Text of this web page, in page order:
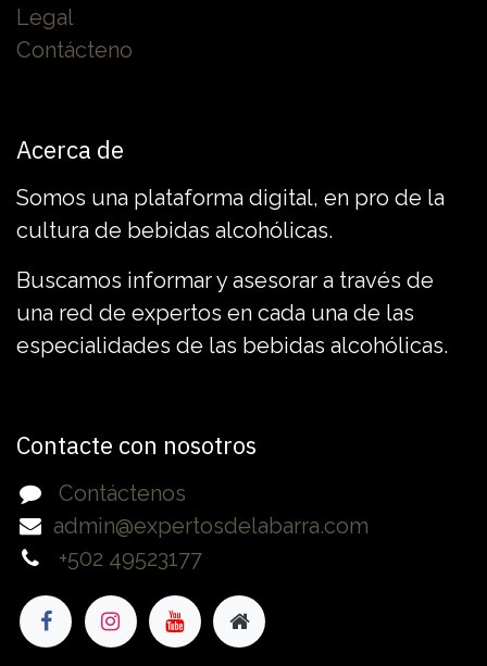
Legal
Contácteno
Acerca de
Somos una plataforma digital, en pro de la
cultura de bebidas alcohólicas.
Buscamos informar y asesorar a través de
una red de expertos en cada una de las
especialidades de las bebidas alcohólicas.
Contacte con nosotros
Contáctenos
admin@expertosdelabarra.com
+502 49523177